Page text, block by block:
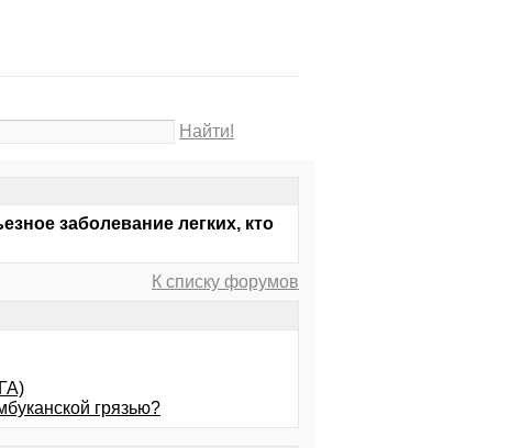
Найти!
заболевание легких, кто
К списку форумов
грязью?